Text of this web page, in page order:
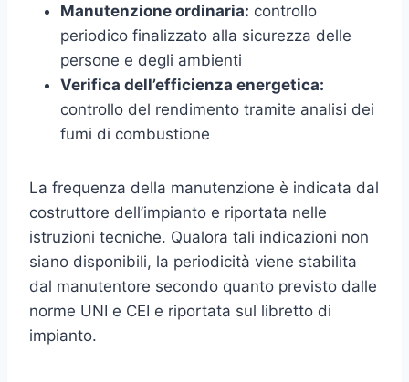
Manutenzione ordinaria: controllo
periodico finalizzato alla sicurezza delle
persone e degli ambienti
Verifica dell’efficienza energetica:
controllo del rendimento tramite analisi dei
fumi di combustione
La frequenza della manutenzione è indicata dal
costruttore dell’impianto e riportata nelle
istruzioni tecniche. Qualora tali indicazioni non
siano disponibili, la periodicità viene stabilita
dal manutentore secondo quanto previsto dalle
norme UNI e CEI e riportata sul libretto di
impianto.